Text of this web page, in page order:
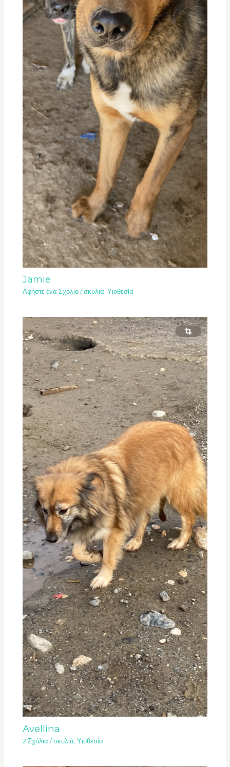
Jamie
Αφήστε ένα Σχόλιο /σκυλιά,Υιοθεσία
Avellina
2 Σχόλια /σκυλιά ,Υιοθεσία